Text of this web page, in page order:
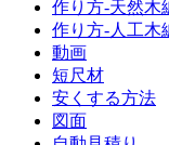
作り方-天然木
作り方-人工木
動画
短尺材
安くする方法
図面